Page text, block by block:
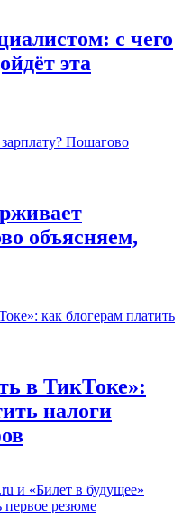
с чего
эта
объясняем,
в ТикТоке»:
налоги